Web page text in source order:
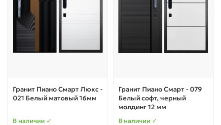
Гранит Пиано Смарт Люкс -
021 Белый матовый 16мм
В наличии ✓
Гранит Пиано Смарт - 079
Белый софт, черный
молдинг 12 мм
В наличии ✓